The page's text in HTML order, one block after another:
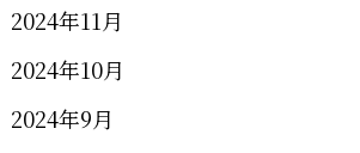
2024年11月
2024年10月
2024年9月